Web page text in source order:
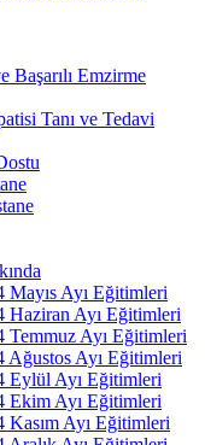
Başarılı Emzirme
Tanı ve Tedavi
Mayıs Ayı Eğitimleri
Haziran Ayı Eğitimleri
Temmuz Ayı Eğitimleri
Ağustos Ayı Eğitimleri
Eylül Ayı Eğitimleri
Ekim Ayı Eğitimleri
Ayı Eğitimleri